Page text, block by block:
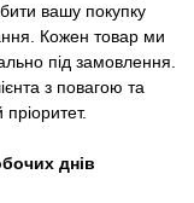
вашу покупку
Кожен товар ми
під замовлення.
з повагою та
днів